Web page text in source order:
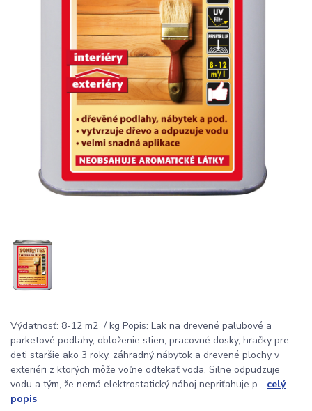
Výdatnosť: 8-12 m2 / kg Popis: Lak na drevené palubové a
parketové podlahy, obloženie stien, pracovné dosky, hračky pre
deti staršie ako 3 roky, záhradný nábytok a drevené plochy v
exteriéri z ktorých môže voľne odtekať voda. Silne odpudzuje
vodu a tým, že nemá elektrostatický náboj nepriťahuje p... celý
popis